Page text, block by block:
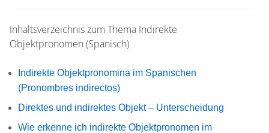
Inhaltsverzeichnis zum Thema Indirekte
Objektpronomen (Spanisch)
Indirekte Objektpronomina im Spanischen
(Pronombres indirectos)
Direktes und indirektes Objekt – Unterscheidung
Wie erkenne ich indirekte Objektpronomen im